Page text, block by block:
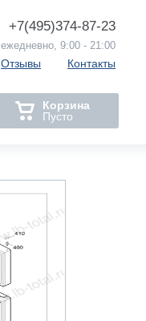
+7(495)374-87-23
ежедневно, 9:00 - 21:00
Отзывы Контакты
Корзина
Пусто